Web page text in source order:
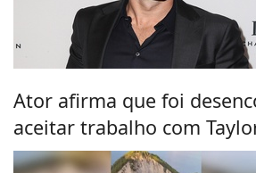
Ator afirma que foi
aceitar trabalho com